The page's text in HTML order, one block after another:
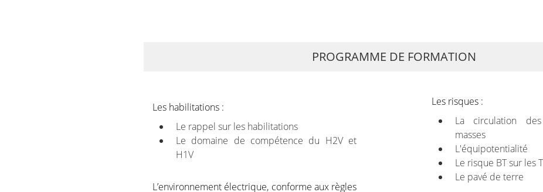
PROGRAMME DE FORMATION
Les habilitations :
Le rappel sur les habilitations
Le domaine de compétence du H2V et
H1V
L’environnement électrique, conforme aux règles
Les risques :
La circulation
masses
L'équipotentialité
Le risque BT sur les
Le pavé de terre